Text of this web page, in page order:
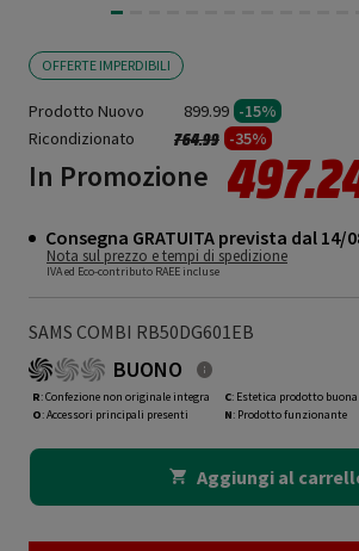
OFFERTE IMPERDIBILI
Prodotto Nuovo 899.99 -15%
Ricondizionato
Prezzo ridotto da
764.99a -35%
In Promozione
Consegna GRATUITA prevista dal 14/
Nota sul prezzo e tempi di spedizione
IVA ed Eco-contributo RAEE incluse
SAMS COMBI RB50DG601EB
BUONO
R: Confezione non originale integra
O: Accessori principali presenti
C: Estetica prodotto buona
N: Prodotto funzionante
Aggiungi al